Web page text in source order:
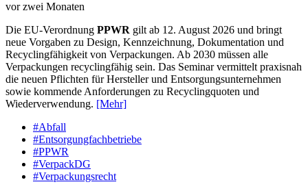
vor zwei Monaten
Die EU-Verordnung PPWR gilt ab 12. August 2026 und bringt
neue Vorgaben zu Design, Kennzeichnung, Dokumentation und
Recyclingfähigkeit von Verpackungen. Ab 2030 müssen alle
Verpackungen recyclingfähig sein. Das Seminar vermittelt praxisnah
die neuen Pflichten für Hersteller und Entsorgungsunternehmen
sowie kommende Anforderungen zu Recyclingquoten und
Wiederverwendung. [Mehr]
#Abfall
#Entsorgungfachbetriebe
#PPWR
#VerpackDG
#Verpackungsrecht